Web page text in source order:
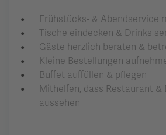
Frühstücks- & Abendservice
Tische eindecken & Drinks
Gäste herzlich beraten &
Kleine Bestellungen
Buffet auffüllen & pflegen
Mithelfen, dass Restaurant &
aussehen